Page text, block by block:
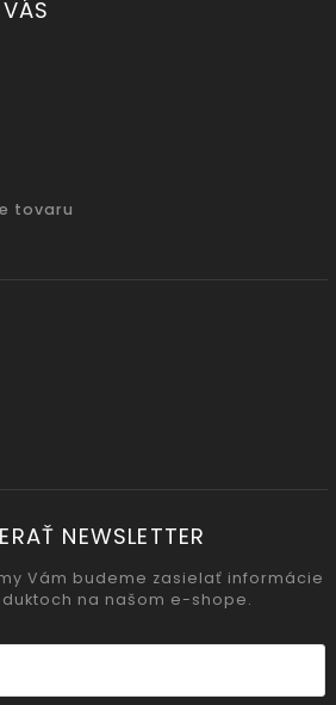
tovaru
NEWSLETTER
Vám budeme zasielať informácie
na našom e-shope.